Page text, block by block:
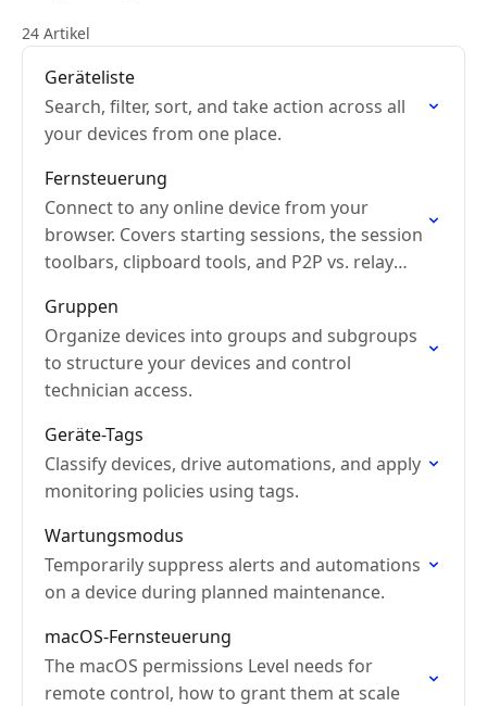
24 Artikel
Geräteliste
Search, filter, sort, and take action across all
your devices from one place.
Fernsteuerung
Connect to any online device from your
browser. Covers starting sessions, the session
toolbars, clipboard tools, and P2P vs. relay
Gruppen
Organize devices into groups and subgroups
to structure your devices and control
technician access.
Geräte-Tags
Classify devices, drive automations, and apply
monitoring policies using tags.
Wartungsmodus
Temporarily suppress alerts and automations
on a device during planned maintenance.
macOS-Fernsteuerung
The macOS permissions Level needs for
remote control, how to grant them at scale